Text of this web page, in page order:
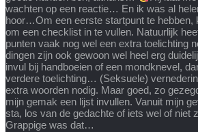
wachten op een reactie… En ik was al
hoor…Om een eerste startpunt te hebben,
om een checklist in te vullen. Natuurlijk
punten vaak nog wel een extra toelichting
dingen zijn ook gewoon wel heel erg
invul bij handboeien of een mondknevel,
verdere toelichting… (Seksuele)
extra woorden nodig. Maar goed, zo
mijn gemak een lijst invullen. Vanuit mijn
sta, los van de gedachte of iets wel of niet
Grappige was dat…